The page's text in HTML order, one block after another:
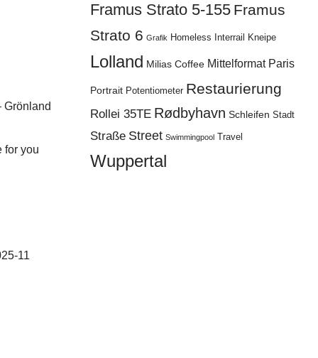
Grönland
for you
11
Framus Strato 5-155 Framus
Strato 6 Grafik Homeless Interrail Kneipe
Lolland Milias Coffee Mittelformat Paris
Portrait Potentiometer Restaurierung
Rollei 35TE Rødbyhavn Schleifen Stadt
Straße Street Swimmingpool Travel
Wuppertal